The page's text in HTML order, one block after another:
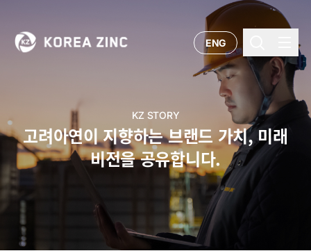
ENG
KZ STORY
고려아연이 지향하는 브랜드 가치, 미래
비전을 공유합니다.